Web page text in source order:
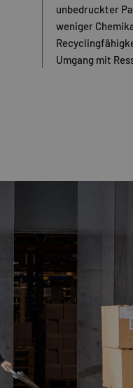
unbedruckter
weniger
Umgang mit